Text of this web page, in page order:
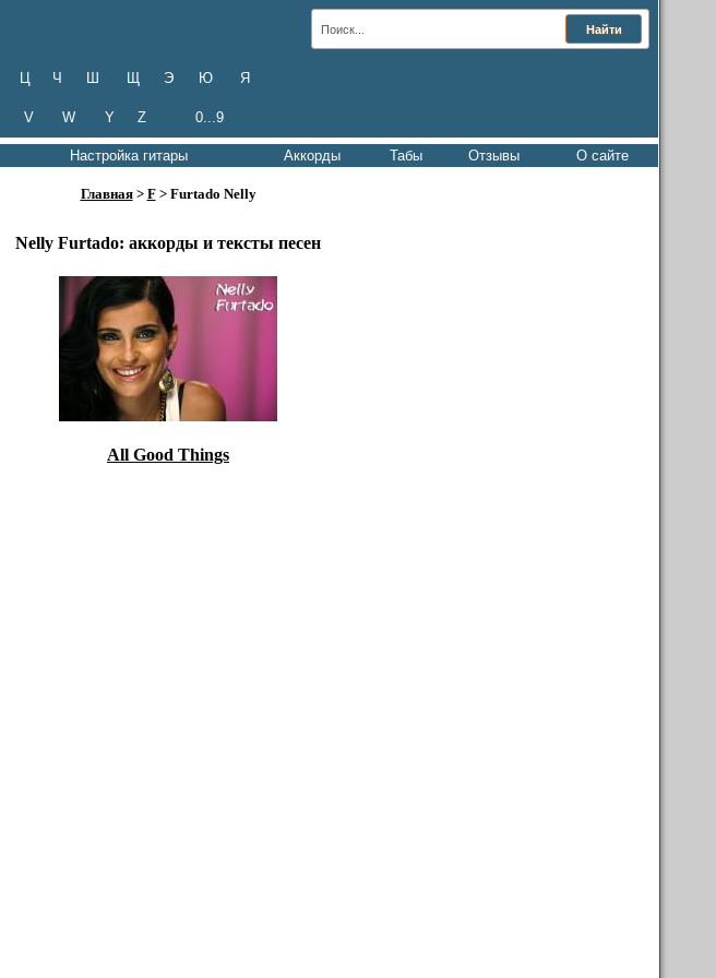
Ц Ч Ш Щ Э Ю Я
V W Y Z 0...9
Настройка гитары Аккорды Табы Отзывы О сайте
Главная> F> Furtado Nelly
Nelly Furtado: аккорды и тексты песен
All Good Things